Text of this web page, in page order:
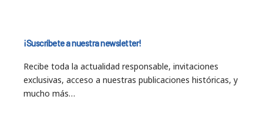
¡Suscríbete a nuestra newsletter!
Recibe toda la actualidad responsable, invitaciones
exclusivas, acceso a nuestras publicaciones históricas, y
mucho más…